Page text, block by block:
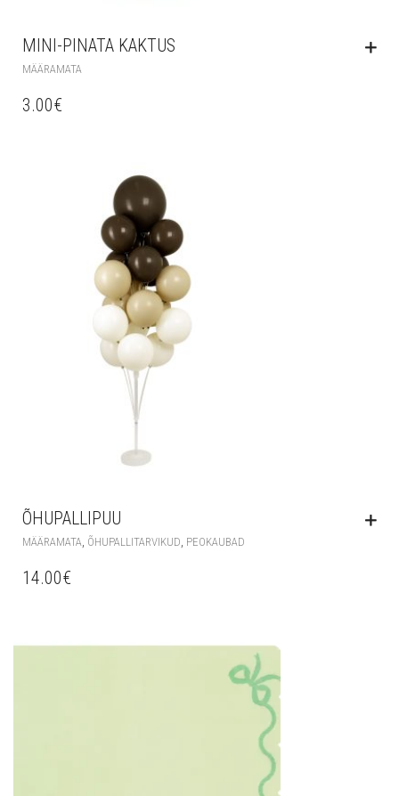
MINI-PINATA KAKTUS
MÄÄRAMATA
3.00€
ÕHUPALLIPUU
MÄÄRAMATA ÕHUPALLITARVIKUD PEOKAUBAD
14.00€